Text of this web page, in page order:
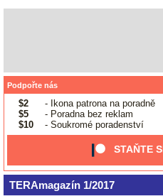
Podpořte nás
$2
- Ikona patrona na poradně
$5
- Poradna bez reklam
$10
- Soukromé poradenství
STAŇTE
TERAmagazín 1/2017